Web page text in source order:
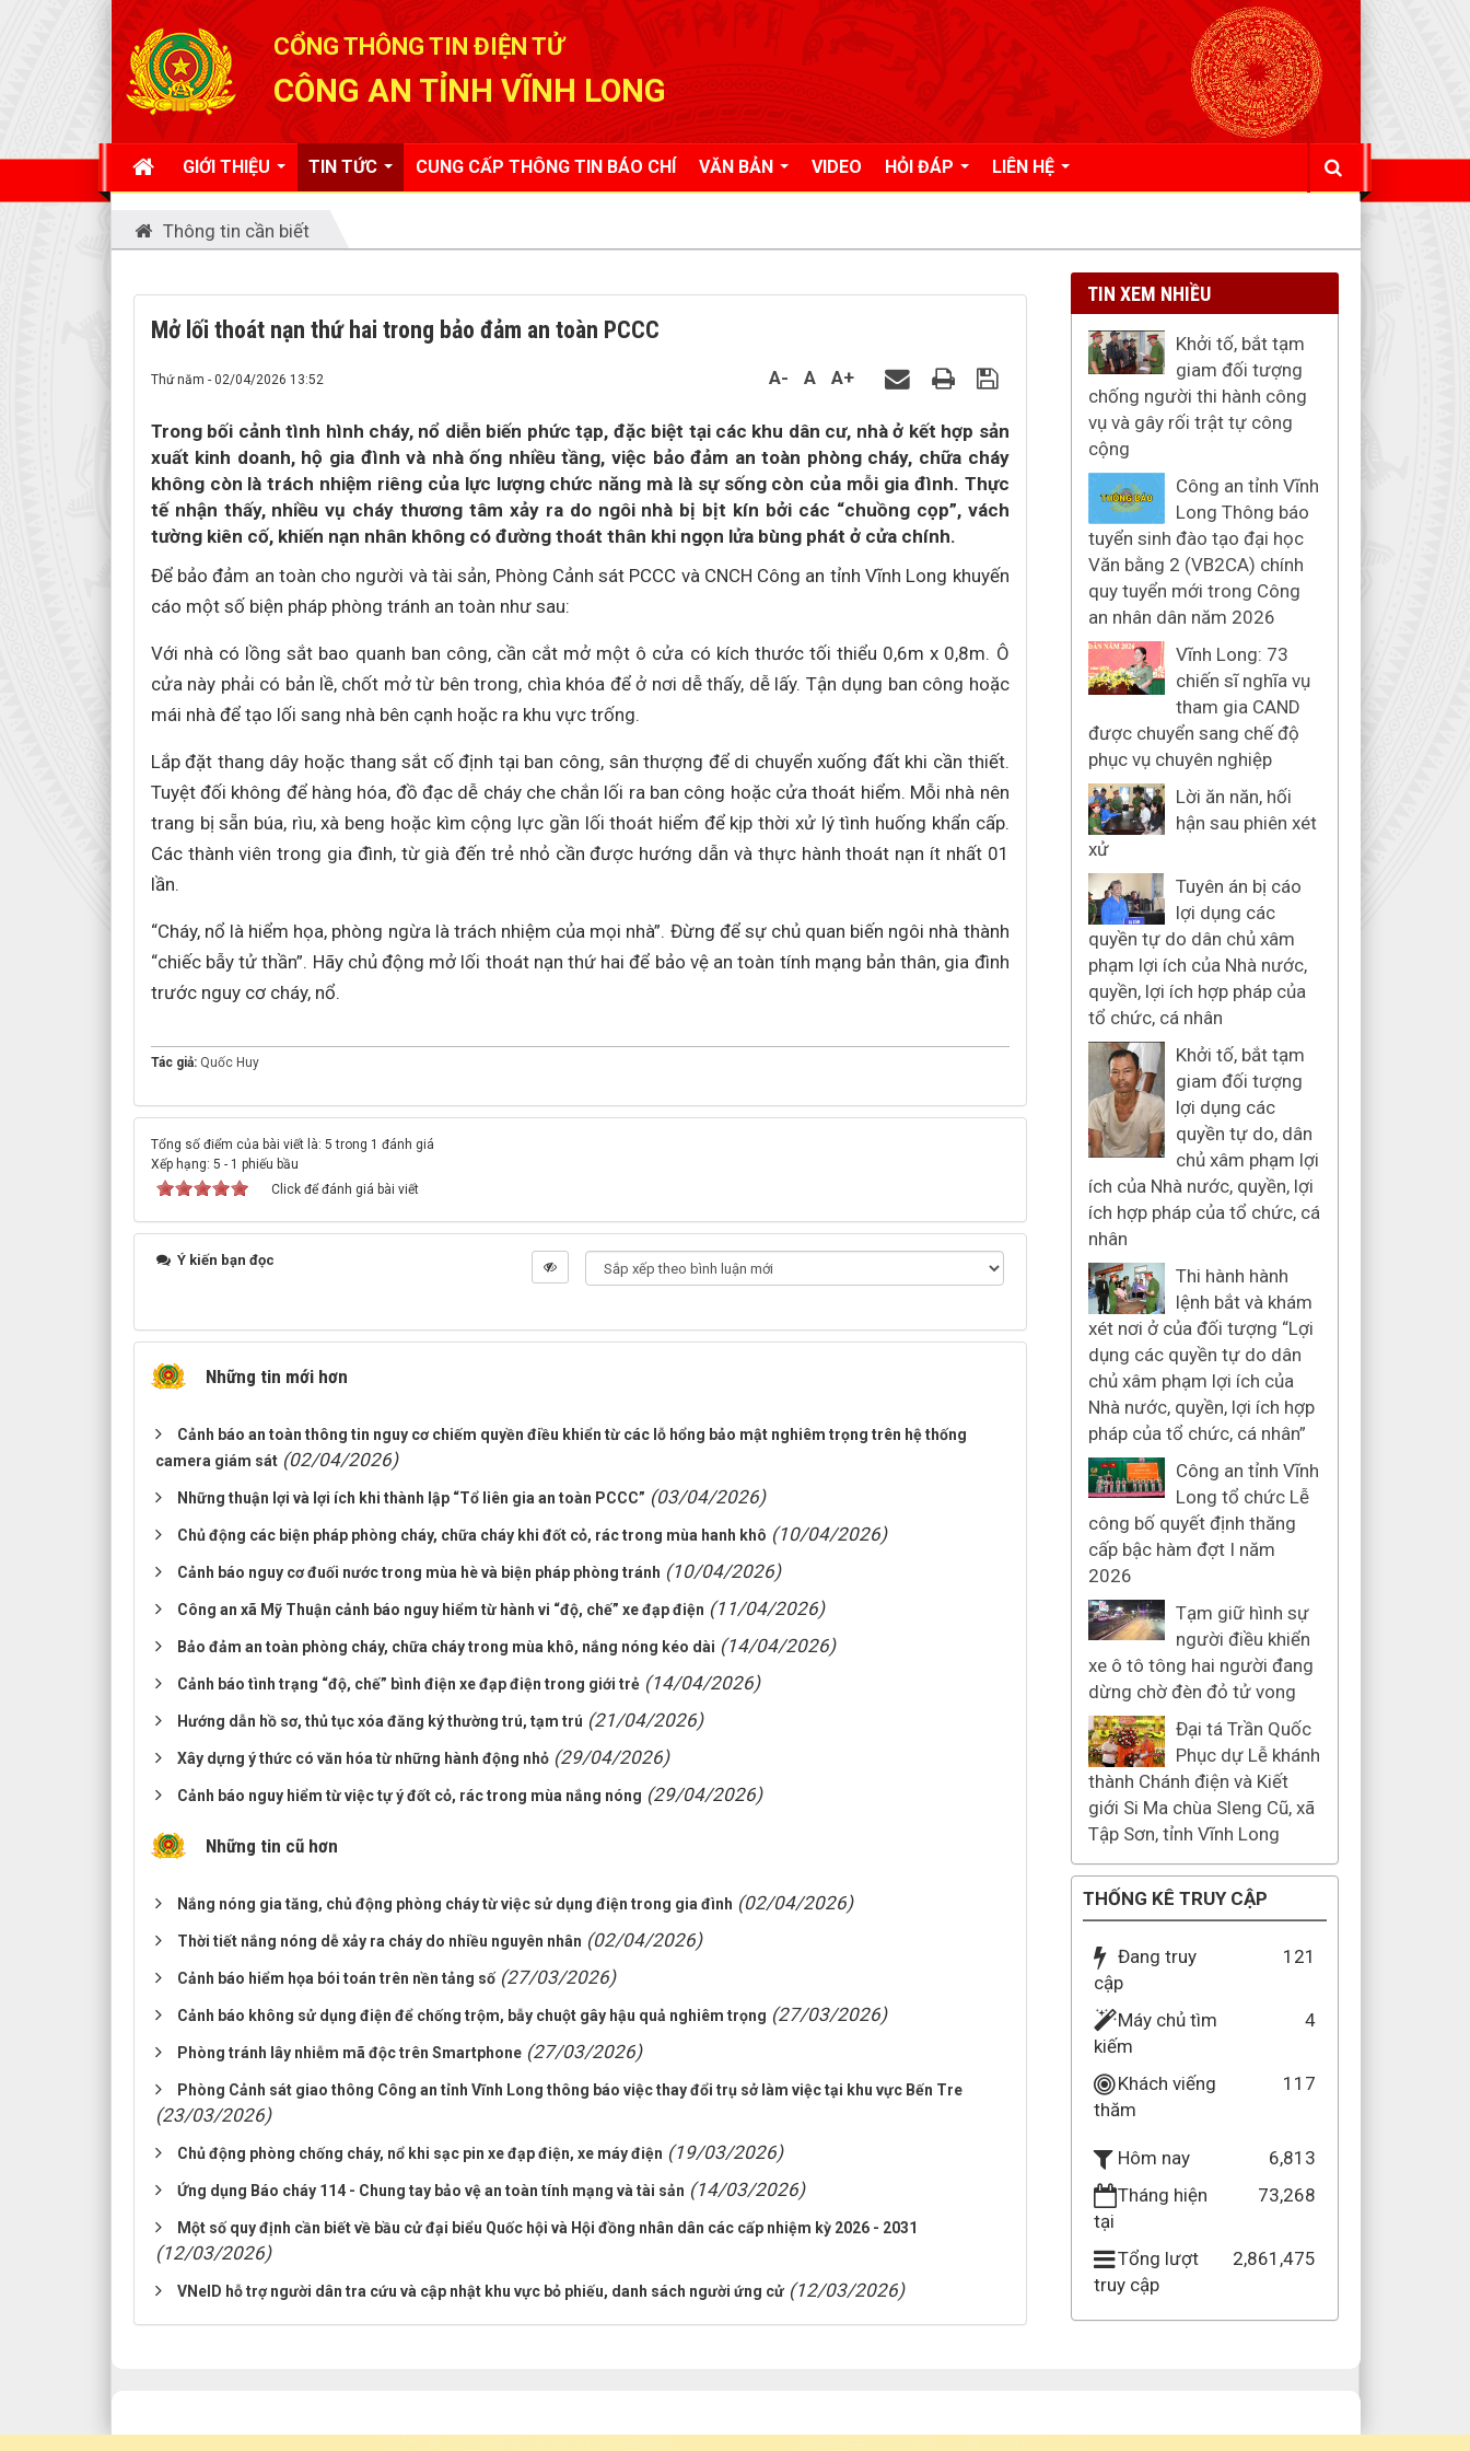
CỔNG THÔNG TIN ĐIỆN TỬ
CÔNG AN TỈNH VĨNH LONG
GIỚI THIỆU TIN TỨC CUNG CẤP THÔNG TIN BÁO CHÍ VĂN BẢN VIDEO HỎI ĐÁP LIÊN HỆ
Thông tin cần biết
Mở lối thoát nạn thứ hai trong bảo đảm an toàn PCCC
Thứ năm - 02/04/2026 13:52 A- A A+
Trong bối cảnh tình hình cháy, nổ diễn biến phức tạp, đặc biệt tại các khu dân cư, nhà ở kết hợp sản
xuất kinh doanh, hộ gia đình và nhà ống nhiều tầng, việc bảo đảm an toàn phòng cháy, chữa cháy
không còn là trách nhiệm riêng của lực lượng chức năng mà là sự sống còn của mỗi gia đình. Thực
tế nhận thấy, nhiều vụ cháy thương tâm xảy ra do ngôi nhà bị bịt kín bởi các “chuồng cọp”, vách
tường kiên cố, khiến nạn nhân không có đường thoát thân khi ngọn lửa bùng phát ở cửa chính.
Để bảo đảm an toàn cho người và tài sản, Phòng Cảnh sát PCCC và CNCH Công an tỉnh Vĩnh Long khuyến
cáo một số biện pháp phòng tránh an toàn như sau:
Với nhà có lồng sắt bao quanh ban công, cần cắt mở một ô cửa có kích thước tối thiểu 0,6m x 0,8m. Ô
cửa này phải có bản lề, chốt mở từ bên trong, chìa khóa để ở nơi dễ thấy, dễ lấy. Tận dụng ban công hoặc
mái nhà để tạo lối sang nhà bên cạnh hoặc ra khu vực trống.
Lắp đặt thang dây hoặc thang sắt cố định tại ban công, sân thượng để di chuyển xuống đất khi cần thiết.
Tuyệt đối không để hàng hóa, đồ đạc dễ cháy che chắn lối ra ban công hoặc cửa thoát hiểm. Mỗi nhà nên
trang bị sẵn búa, rìu, xà beng hoặc kìm cộng lực gần lối thoát hiểm để kịp thời xử lý tình huống khẩn cấp.
Các thành viên trong gia đình, từ già đến trẻ nhỏ cần được hướng dẫn và thực hành thoát nạn ít nhất 01
lần.
“Cháy, nổ là hiểm họa, phòng ngừa là trách nhiệm của mọi nhà”. Đừng để sự chủ quan biến ngôi nhà thành
“chiếc bẫy tử thần”. Hãy chủ động mở lối thoát nạn thứ hai để bảo vệ an toàn tính mạng bản thân, gia đình
trước nguy cơ cháy, nổ.
Tác giả: Quốc Huy
Tổng số điểm của bài viết là: 5 trong 1 đánh giá
Xếp hạng: 5 - 1 phiếu bầu
Click để đánh giá bài viết
Ý kiến bạn đọc
Những tin mới hơn
Cảnh báo an toàn thông tin nguy cơ chiếm quyền điều khiển từ các lỗ hổng bảo mật nghiêm trọng trên hệ thống
camera giám sát (02/04/2026)
Những thuận lợi và lợi ích khi thành lập “Tổ liên gia an toàn PCCC” (03/04/2026)
Chủ động các biện pháp phòng cháy, chữa cháy khi đốt cỏ, rác trong mùa hanh khô (10/04/2026)
Cảnh báo nguy cơ đuối nước trong mùa hè và biện pháp phòng tránh (10/04/2026)
Công an xã Mỹ Thuận cảnh báo nguy hiểm từ hành vi “độ, chế” xe đạp điện (11/04/2026)
Bảo đảm an toàn phòng cháy, chữa cháy trong mùa khô, nắng nóng kéo dài (14/04/2026)
Cảnh báo tình trạng “độ, chế” bình điện xe đạp điện trong giới trẻ (14/04/2026)
Hướng dẫn hồ sơ, thủ tục xóa đăng ký thường trú, tạm trú (21/04/2026)
Xây dựng ý thức có văn hóa từ những hành động nhỏ (29/04/2026)
Cảnh báo nguy hiểm từ việc tự ý đốt cỏ, rác trong mùa nắng nóng (29/04/2026)
Những tin cũ hơn
Nắng nóng gia tăng, chủ động phòng cháy từ việc sử dụng điện trong gia đình (02/04/2026)
Thời tiết nắng nóng dễ xảy ra cháy do nhiều nguyên nhân (02/04/2026)
Cảnh báo hiểm họa bói toán trên nền tảng số (27/03/2026)
Cảnh báo không sử dụng điện để chống trộm, bẫy chuột gây hậu quả nghiêm trọng (27/03/2026)
Phòng tránh lây nhiễm mã độc trên Smartphone (27/03/2026)
Phòng Cảnh sát giao thông Công an tỉnh Vĩnh Long thông báo việc thay đổi trụ sở làm việc tại khu vực Bến Tre
(23/03/2026)
Chủ động phòng chống cháy, nổ khi sạc pin xe đạp điện, xe máy điện (19/03/2026)
Ứng dụng Báo cháy 114 - Chung tay bảo vệ an toàn tính mạng và tài sản (14/03/2026)
Một số quy định cần biết về bầu cử đại biểu Quốc hội và Hội đồng nhân dân các cấp nhiệm kỳ 2026 - 2031
(12/03/2026)
VNeID hỗ trợ người dân tra cứu và cập nhật khu vực bỏ phiếu, danh sách người ứng cử (12/03/2026)
TIN XEM NHIỀU
Khởi tố, bắt tạm
giam đối tượng
chống người thi hành công
vụ và gây rối trật tự công
cộng
Công an tỉnh Vĩnh
Long Thông báo
tuyển sinh đào tạo đại học
Văn bằng 2 (VB2CA) chính
quy tuyển mới trong Công
an nhân dân năm 2026
Vĩnh Long: 73
chiến sĩ nghĩa vụ
tham gia CAND
được chuyển sang chế độ
phục vụ chuyên nghiệp
Lời ăn năn, hối
hận sau phiên xét
xử
Tuyên án bị cáo
lợi dụng các
quyền tự do dân chủ xâm
phạm lợi ích của Nhà nước,
quyền, lợi ích hợp pháp của
tổ chức, cá nhân
Khởi tố, bắt tạm
giam đối tượng
lợi dụng các
quyền tự do, dân
chủ xâm phạm lợi
ích của Nhà nước, quyền, lợi
ích hợp pháp của tổ chức, cá
nhân
Thi hành hành
lệnh bắt và khám
xét nơi ở của đối tượng “Lợi
dụng các quyền tự do dân
chủ xâm phạm lợi ích của
Nhà nước, quyền, lợi ích hợp
pháp của tổ chức, cá nhân”
Công an tỉnh Vĩnh
Long tổ chức Lễ
công bố quyết định thăng
cấp bậc hàm đợt I năm
2026
Tạm giữ hình sự
người điều khiển
xe ô tô tông hai người đang
dừng chờ đèn đỏ tử vong
Đại tá Trần Quốc
Phục dự Lễ khánh
thành Chánh điện và Kiết
giới Si Ma chùa Sleng Cũ, xã
Tập Sơn, tỉnh Vĩnh Long
THỐNG KÊ TRUY CẬP
Đang truy
cập
121
Máy chủ tìm
kiếm
4
Khách viếng
thăm
117
Hôm nay
6,813
Tháng hiện
tại
73,268
Tổng lượt
truy cập
2,861,475